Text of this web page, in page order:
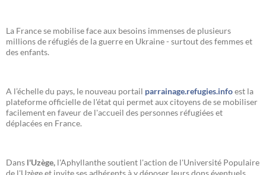
La France se mobilise face aux besoins immenses de plusieurs
millions de réfugiés de la guerre en Ukraine - surtout des femmes et
des enfants.
A l’échelle du pays, le nouveau portail parrainage.refugies.infoest la
plateforme officielle de l'état qui permet aux citoyens de se mobiliser
facilement en faveur de l'accueil des personnes réfugiées et
déplacées en France.
Dans l'Uzège, l'Aphyllanthe soutient l'action de l'Université Populaire
de l'Uzège et invite ses adhérents à y déposer leurs dons éventuels.